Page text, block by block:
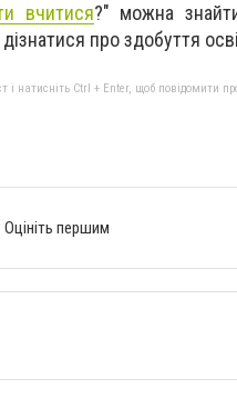
вчитися?" можна
про здобуття
і натисніть Ctrl + Enter, щоб повідомити
Оцініть першим